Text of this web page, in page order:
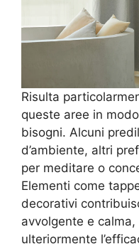
Risulta
queste aree in
bisogni. Alcuni
d’ambiente, altri
per meditare o
Elementi come
decorativi
avvolgente e
ulteriormente